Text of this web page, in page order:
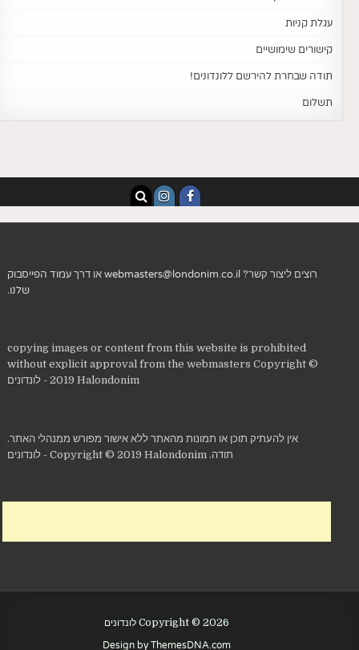
עגלת קניות
קישורים שימושיים
תודה שבחרת להירשם ללונדונים!
תשלום
רוצים ליצור קשר? webmasters@londonim.co.il או דרךעמוד הפייסבוק
שלנו.
copying images or content from this website is prohibited
without explicit approval from the webmasters Copyright ©
2019 Halondonim - לונדונים
אין להעתיק תוכן או תמונות מהאתר ללא אישור מפורש ממנהלי האתר.
תודה. Copyright © 2019 Halondonim - לונדונים
Copyright © 2026 לונדונים
Design by ThemesDNA.com